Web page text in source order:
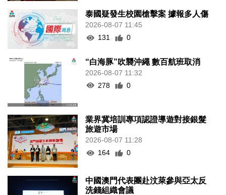
泰國疑發生校園槍擊案 據報多人傷
2026-08-07 11:45
131
0
“白海豚”吹襲沖繩 數百航班取消
2026-08-07 11:32
278
0
業界冀培訓專項認證導遊對接銀髮
旅遊市場
2026-08-07 11:28
164
0
中國澳門代表團赴汶萊參與亞太反
洗錢組織會議